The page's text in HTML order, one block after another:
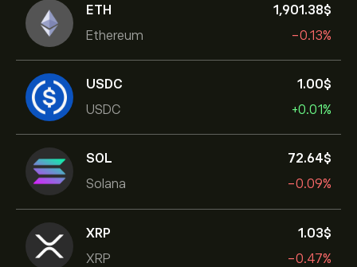
ETH
Ethereum
1,901.38‎$‎
-0.13%
USDC
USDC
1.00‎$‎
+0.01%
SOL
Solana
72.64‎$‎
-0.09%
XRP
XRP
1.03‎$‎
-0.47%